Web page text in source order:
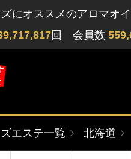
にオススメのアロマオ
回 会員数
エステ一覧 北海道